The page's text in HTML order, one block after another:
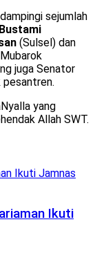
sejumlah
Bustami
(Sulsel) dan
juga Senator
pesantren.
yang
Allah SWT.
Ikuti